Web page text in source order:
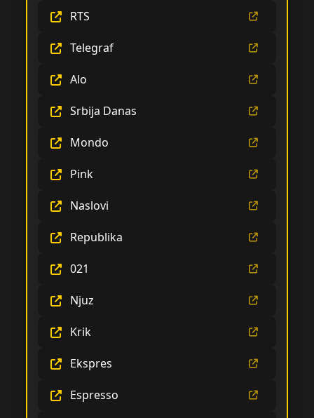
RTS
Telegraf
Alo
Srbija Danas
Mondo
Pink
Naslovi
Republika
021
Njuz
Krik
Ekspres
Espresso